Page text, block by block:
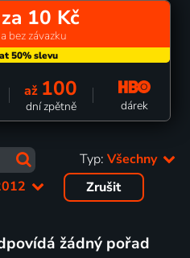
10 Kč
bez závazku
až 100
dní zpětně dárek
Typ: Všechny
Zrušit
žádný pořad